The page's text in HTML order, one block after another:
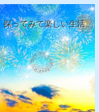
探ってみて楽しい生活